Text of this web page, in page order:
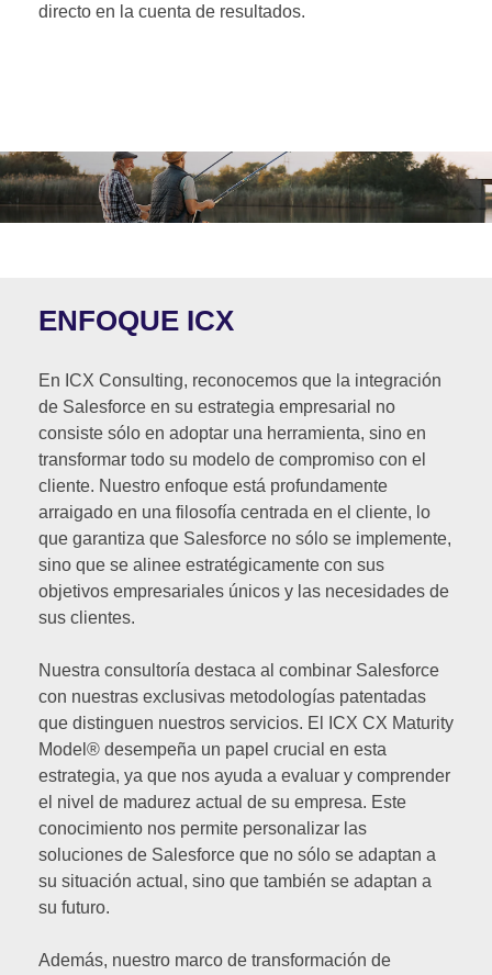
directo en la cuenta de resultados.
ENFOQUE ICX
En ICX Consulting, reconocemos que la integración
de Salesforce en su estrategia empresarial no
consiste sólo en adoptar una herramienta, sino en
transformar todo su modelo de compromiso con el
cliente. Nuestro enfoque está profundamente
arraigado en una filosofía centrada en el cliente, lo
que garantiza que Salesforce no sólo se implemente,
sino que se alinee estratégicamente con sus
objetivos empresariales únicos y las necesidades de
sus clientes.
Nuestra consultoría destaca al combinar Salesforce
con nuestras exclusivas metodologías patentadas
que distinguen nuestros servicios. El ICX CX Maturity
Model® desempeña un papel crucial en esta
estrategia, ya que nos ayuda a evaluar y comprender
el nivel de madurez actual de su empresa. Este
conocimiento nos permite personalizar las
soluciones de Salesforce que no sólo se adaptan a
su situación actual, sino que también se adaptan a
su futuro.
Además, nuestro marco de transformación de